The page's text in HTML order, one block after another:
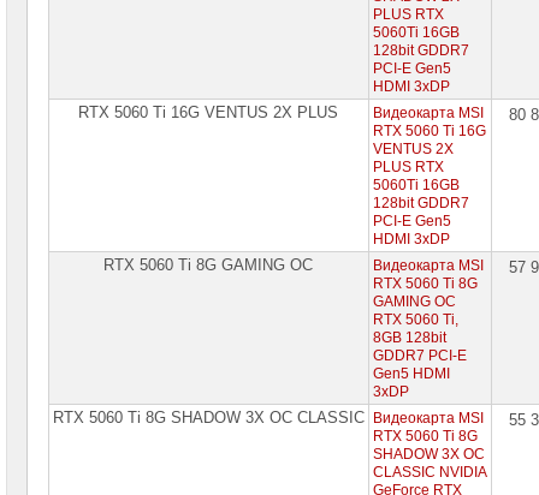
PLUS RTX
5060Ti 16GB
128bit GDDR7
PCI-E Gen5
HDMI 3xDP
RTX 5060 Ti 16G VENTUS 2X PLUS
Видеокарта MSI
RTX 5060 Ti 16G
VENTUS 2X
PLUS RTX
5060Ti 16GB
128bit GDDR7
PCI-E Gen5
HDMI 3xDP
80
RTX 5060 Ti 8G GAMING OC
Видеокарта MSI
RTX 5060 Ti 8G
GAMING OC
RTX 5060 Ti,
8GB 128bit
GDDR7 PCI-E
Gen5 HDMI
3xDP
57
RTX 5060 Ti 8G SHADOW 3X OC CLASSIC
Видеокарта MSI
RTX 5060 Ti 8G
SHADOW 3X OC
CLASSIC NVIDIA
GeForce RTX
55